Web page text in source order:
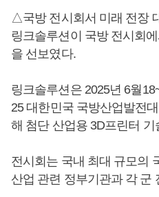
△국방 전시회서 미래 전장
링크솔루션이 국방 전시회
을 선보였다.
링크솔루션은 2025년 6월
25 대한민국 국방산업발전
해 첨단 산업용 3D프린터 기
전시회는 국내 최대 규모의
산업 관련 정부기관과 각 군